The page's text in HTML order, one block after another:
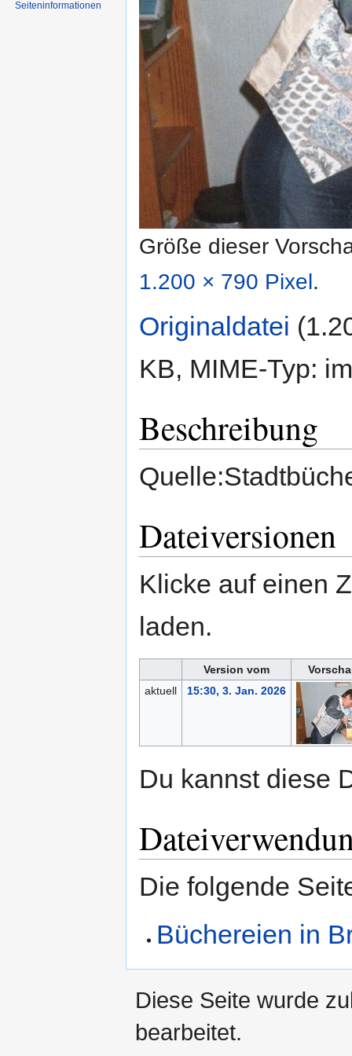
Größe dieser
1.200 × 790 Pixel.
Originaldatei
KB, MIME-Typ:
Beschreibung
Dateiversionen
Klicke auf einen
laden.
Version vom
aktuell
15:30, 3. Jan. 2026
Du kannst diese
Die folgende
Büchereien in
Seiten­informationen
Diese Seite wurde
bearbeitet.